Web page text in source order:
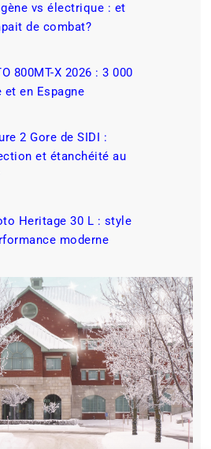
vs électrique : et
de combat?
800MT-X 2026 : 3 000
et en Espagne
2 Gore de SIDI :
et étanchéité au
Heritage 30 L : style
moderne